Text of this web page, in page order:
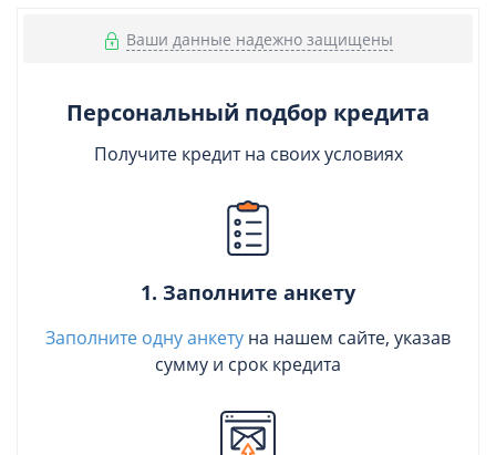
Ваши данные надежно защищены
Персональный подбор кредита
Получите кредит на своих условиях
1. Заполните анкету
Заполните одну анкету на нашем сайте, указав
сумму и срок кредита